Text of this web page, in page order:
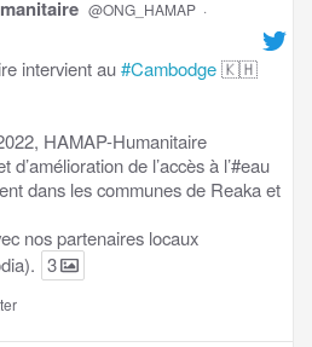
@ONG_HAMAP ·
intervient au#Cambodge🇰🇭
HAMAP-Humanitaire
d’amélioration de l’accès à l’#eau
dans les communes de Reaka et
nos partenaires locaux
3